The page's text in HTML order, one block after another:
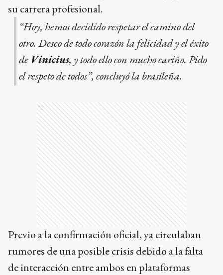
su carrera profesional.
“Hoy, hemos decidido respetar el camino del
otro. Deseo de todo corazón la felicidad y el éxito
de Vinicius, y todo ello con mucho cariño. Pido
el respeto de todos”, concluyó la brasileña.
Ads
Previo a la confirmación oficial, ya circulaban
rumores de una posible crisis debido a la falta
de interacción entre ambos en plataformas